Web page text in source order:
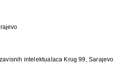
intelektualaca Krug 99, Sarajevo